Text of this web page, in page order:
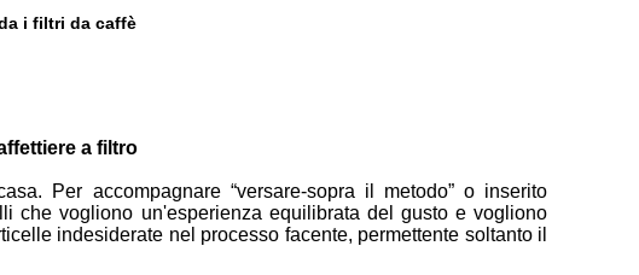
i filtri da caffè
a filtro
Per accompagnare “versare-sopra il metodo” o inserito
che vogliono un'esperienza equilibrata del gusto e vogliono
indesiderate nel processo facente, permettente soltanto il